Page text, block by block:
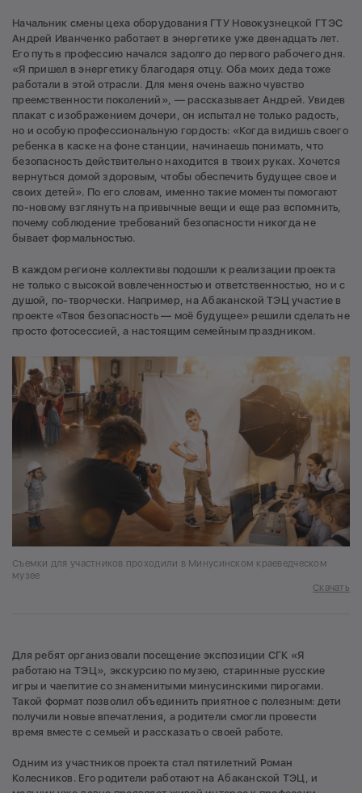
Начальник смены цеха оборудования ГТУ Новокузнецкой ГТЭС
Андрей Иванченко работает в энергетике уже двенадцать лет.
Его путь в профессию начался задолго до первого рабочего дня.
«Я пришел в энергетику благодаря отцу. Оба моих деда тоже
работали в этой отрасли. Для меня очень важно чувство
преемственности поколений», — рассказывает Андрей. Увидев
плакат с изображением дочери, он испытал не только радость,
но и особую профессиональную гордость: «Когда видишь своего
ребенка в каске на фоне станции, начинаешь понимать, что
безопасность действительно находится в твоих руках. Хочется
вернуться домой здоровым, чтобы обеспечить будущее свое и
своих детей». По его словам, именно такие моменты помогают
по-новому взглянуть на привычные вещи и еще раз вспомнить,
почему соблюдение требований безопасности никогда не
бывает формальностью.
В каждом регионе коллективы подошли к реализации проекта
не только с высокой вовлеченностью и ответственностью, но и с
душой, по-творчески. Например, на Абаканской ТЭЦ участие в
проекте «Твоя безопасность — моё будущее» решили сделать не
просто фотосессией, а настоящим семейным праздником.
Съемки для участников проходили в Минусинском краеведческом
музее
Скачать
Для ребят организовали посещение экспозиции СГК «Я
работаю на ТЭЦ», экскурсию по музею, старинные русские
игры и чаепитие со знаменитыми минусинскими пирогами.
Такой формат позволил объединить приятное с полезным: дети
получили новые впечатления, а родители смогли провести
время вместе с семьей и рассказать о своей работе.
Одним из участников проекта стал пятилетний Роман
Колесников. Его родители работают на Абаканской ТЭЦ, и